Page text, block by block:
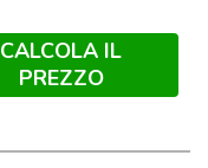
CALCOLA IL
PREZZO